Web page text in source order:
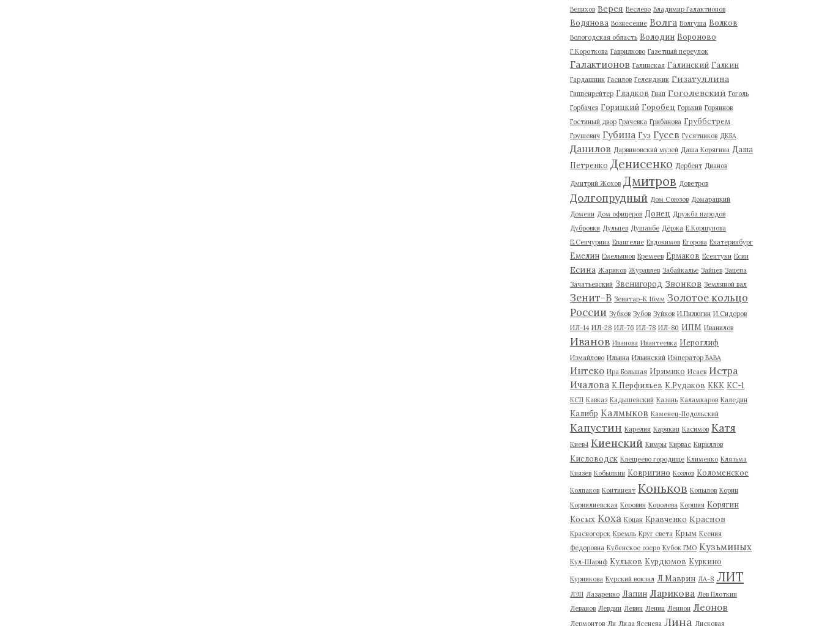
Велихов Верея Веслево Владимир Галактионов
Водянова Вознесение Волга Волгуша Волков
Вологодская область Володин Вороново
Г.Короткова Гаврилково Газетный переулок
Галактионов Галинская Галинский Галкин
Гардашник Гасилов Геленджик Гизатуллина
Гиппенрейтер Гладков Гнап Гоголевский Гоголь
Горбачев Горицкий Горобец Горький Горяинов
Гостиный двор Грачевка Грибанова Груббстрем
Грушевич Губина Гуз Гусев Гусятников ДКБА
Данилов Дарвиновский музей Даша Корягина Даша
Петренко Денисенко Дербент Дианов
Дмитрий Жохов Дмитров Доветров
Долгопрудный Дом Союзов Домарацкий
Домени Дом офицеров Донец Дружба народов
Дубровки Дульцев Душанбе Дёржа Е.Коршунова
Е.Сенчурина Евангелие Евдокимов Егорова Екатеринбург
Емелин Емельянов Еремеев Ермаков Есентуки Есин
Есина Жариков Журавлев Забайкалье Зайцев Зацепа
Зачатьевский Звенигород Звонков Земляной вал
Зенит-В Зенитар-К 16мм Золотое кольцо
России Зубков Зубов Зуйков И.Пилюгин И.Сидоров
ИЛ-14 ИЛ-28 ИЛ-76 ИЛ-78 ИЛ-80 ИПМ Иванилов
Иванов Иванова Ивантеевка Иероглиф
Измайлово Ильина Ильинский Император ВАВА
Интеко Ира Большая Иримико Исаев Истра
Ичалова К.Перфильев К.Рудаков ККК КС-1
КСП Кавказ Кадышевский Казань Каламкаров Каледин
Калибр Калмыков Каменец-Подольский
Капустин Карелия Карякин Касимов Катя
Киев4 Киенский Кимры Кирвас Кириллов
Кисловодск Клещеево городище Клименко Клязьма
Князев Кобылкин Ковригино Козлов Коломенское
Колпаков Континент Коньков Копылов Корин
Корнилиевская Коровин Королева Коршия Корягин
Косых Коха Коцан Кравченко Краснов
Красногорск Кремль Круг света Крым Ксения
Федоровна Кубенское озеро Кубок ГМО Кузьминых
Кул-Шариф Кульков Курдюмов Куркино
Курникова Курский вокзал Л.Маврин ЛА-8 ЛИТ
ЛЭП Лазаренко Лапин Ларикова Лев Плоткин
Леванов Левдин Левин Ленин Леннон Леонов
Лермонтов Ли Лида Ясенева Лина Лисковая